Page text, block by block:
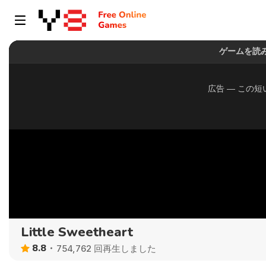
Little Sweetheart
8.8 754,762 回再生しました